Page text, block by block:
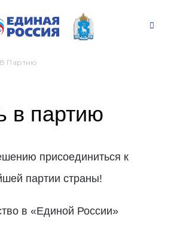
В Партию
в партию
присоединиться к
партии страны!
в «Единой России»